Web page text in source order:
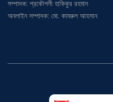
অনলাইন সম্পাদক: মো. কামরুল আহসান